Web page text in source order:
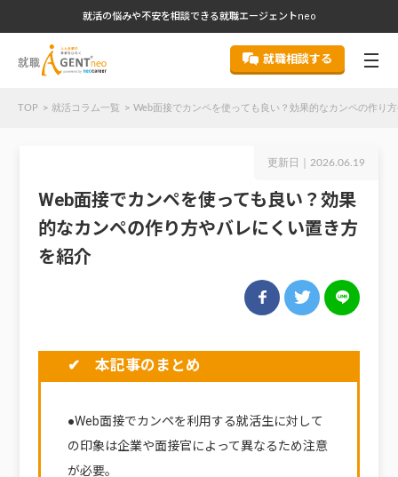
就活の悩みや不安を相談できる就職エージェントneo
就職相談する
TOP 就活コラム一覧 Web面接でカンペを使っても良い？効果的なカンペの作り
更新日｜ 2026.06.19
Web面接でカンペを使っても良い？効果
的なカンペの作り方やバレにくい置き方
を紹介
✔ 本記事のまとめ
●Web面接でカンペを利用する就活生に対して
の印象は企業や面接官によって異なるため注意
が必要。